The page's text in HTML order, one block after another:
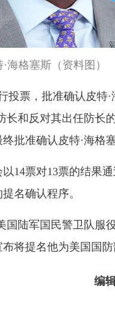
·海格塞斯（资料图）
票，批准确认皮特·
长和反对其出任防长
批准确认皮特·海格
票对13票的结果通
名确认程序。
陆军国民警卫队服
将提名他为美国国防
编